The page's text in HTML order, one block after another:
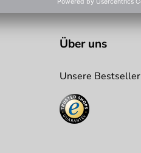
Über uns
Unsere Bestseller